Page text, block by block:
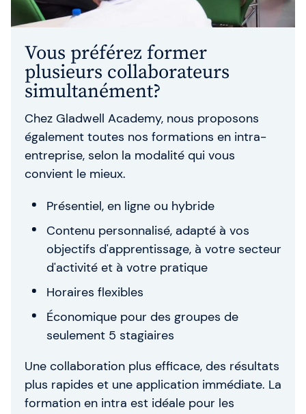
Vous préférez former
plusieurs collaborateurs
simultanément?
Chez Gladwell Academy, nous proposons
également toutes nos formations en intra-
entreprise, selon la modalité qui vous
convient le mieux.
Présentiel, en ligne ou hybride
Contenu personnalisé, adapté à vos
objectifs d'apprentissage, à votre secteur
d'activité et à votre pratique
Horaires flexibles
Économique pour des groupes de
seulement 5 stagiaires
Une collaboration plus efficace, des résultats
plus rapides et une application immédiate. La
formation en intra est idéale pour les